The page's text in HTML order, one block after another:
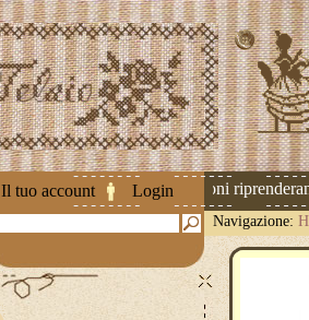
Il tuo account Login
Attenzione ! Le spedizioni
Navigazione: